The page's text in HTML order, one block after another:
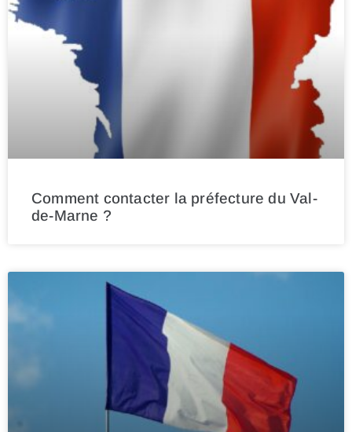
Comment contacter la préfecture du Val-
de-Marne ?